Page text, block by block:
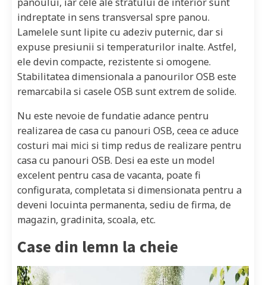
indreptate in sens transversal spre panou.
Lamelele sunt lipite cu adeziv puternic, dar si
expuse presiunii si temperaturilor inalte. Astfel,
ele devin compacte, rezistente si omogene.
Stabilitatea dimensionala a panourilor OSB este
remarcabila si casele OSB sunt extrem de solide.
Nu este nevoie de fundatie adance pentru
realizarea de casa cu panouri OSB, ceea ce aduce
costuri mai mici si timp redus de realizare pentru
casa cu panouri OSB. Desi ea este un model
excelent pentru casa de vacanta, poate fi
configurata, completata si dimensionata pentru a
deveni locuinta permanenta, sediu de firma, de
magazin, gradinita, scoala, etc.
Case din lemn la cheie